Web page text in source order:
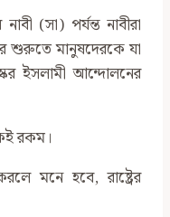
(সা) পর্যন্ত নাবীরা
শুরুতে মানুষদেরকে যা
ইসলামী আন্দোলনের
রকম।
মনে হবে, রাষ্ট্রের